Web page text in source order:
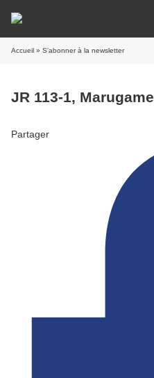
Accueil » S'abonner à la newsletter
JR 113-1, Marugame
Partager